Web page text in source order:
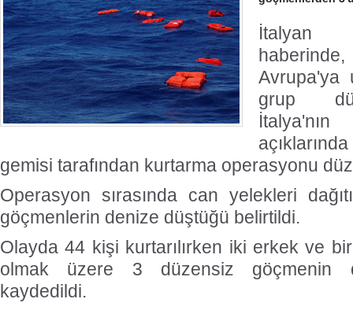
İtalyan
Avrupa'ya
grup
gemisi tarafından kurtarma operasyonu
Operasyon sırasında can yelekleri
göçmenlerin denize düştüğü belirtildi.
Olayda 44 kişi kurtarılırken iki erkek ve
olmak üzere 3 düzensiz göçmenin
kaydedildi.